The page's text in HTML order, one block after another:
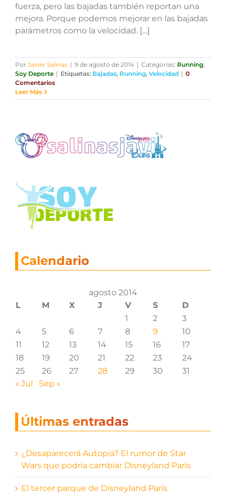
fuerza, pero las bajadas también reportan una
mejora. Porque podemos mejorar en las bajadas
parámetros como la velocidad. […]
Por Javier Salinas | 9 de agosto de 2014 | Categorías: Running,
Soy Deporte | Etiquetas: Bajadas, Running, Velocidad | 0
Comentarios
Leer Más
Calendario
agosto 2014
L
M X J V S
D
1
2
3
4
5 6 7 8 9
10
11
12 13 14 15 16
17
18
19 20 21 22 23
24
25
26 27 28 29 30
31
« Jul
Sep »
Últimas entradas
¿Desaparecerá Autopia? El rumor de Star
Wars que podría cambiar Disneyland París
El tercer parque de Disneyland Paris